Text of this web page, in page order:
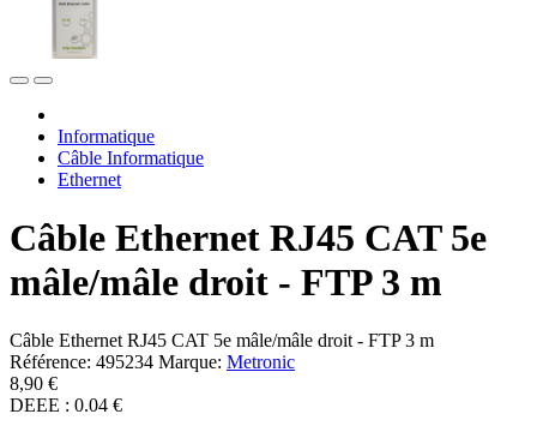
Informatique
Câble Informatique
Ethernet
Câble Ethernet RJ45 CAT 5e
mâle/mâle droit - FTP 3 m
Câble Ethernet RJ45 CAT 5e mâle/mâle droit - FTP 3 m
Référence: 495234 Marque: Metronic
8,90 €
DEEE : 0.04 €